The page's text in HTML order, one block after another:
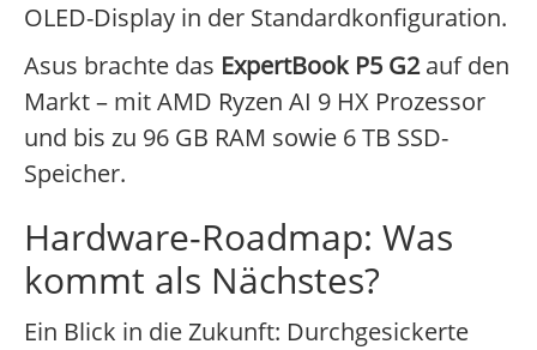
OLED-Display in der Standardkonfiguration.
Asus brachte das ExpertBook P5 G2auf den
Markt – mit AMD Ryzen AI 9 HX Prozessor
und bis zu 96 GB RAM sowie 6 TB SSD-
Speicher.
Hardware-Roadmap: Was
kommt als Nächstes?
Ein Blick in die Zukunft: Durchgesickerte